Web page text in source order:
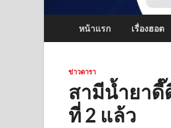
หน้าแรก เรื่องฮอต
ข่าวดารา
สามีน้ำยาดี๊
ที่ 2 แล้ว